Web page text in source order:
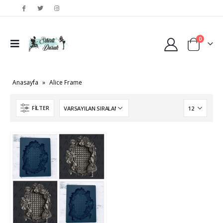
0
Anasayfa » Alice Frame
FILTER